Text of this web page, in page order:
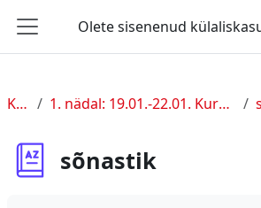
Küljepaneel
Olete sisenenud
KUL I 1. nädal: 19.01.-22.01. Kursuse sissejuhatus
sõnastik